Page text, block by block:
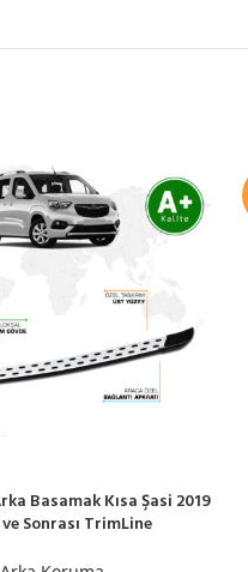
Basamak Kısa Şasi 2019
Sonrası TrimLine